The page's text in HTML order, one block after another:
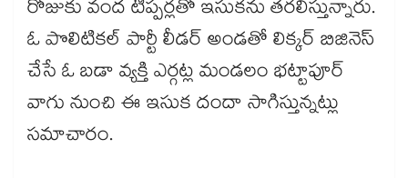
రోజుకు వంద టిప్పర్లతో ఇసుకను తరలిస్తున్నారు.
ఓ పొలిటికల్ పార్టీ లీడర్ అండతో లిక్కర్​ బిజినెస్​
చేసే ఓ బడా వ్యక్తి ఎర్గట్ల మండలం భట్టాపూర్
వాగు నుంచి ఈ ఇసుక దందా సాగిస్తున్నట్లు
సమాచారం.